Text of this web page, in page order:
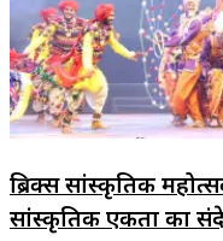
ब्रिक्स सांस्कृतिक
सांस्कृतिक एकता का